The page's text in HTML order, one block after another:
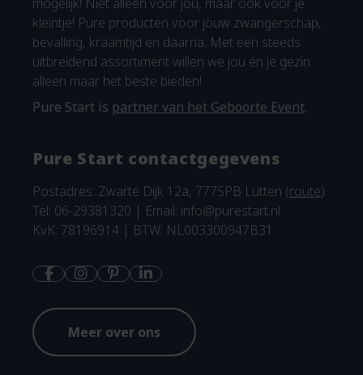
kleintje! Pure producten voor jouw zwangerschap,
bevalling, kraamtijd en daarna. Met een steeds
uitbreidend assortiment willen we jou én je gezin
alleen maar het beste bieden!
Pure Start is partner van het Geboorte Event.
Pure Start contactgegevens
Postadres: Zwarte Dijk 12a, 7775PB Lutten (route)
Tel: 06-29381320 | Email: info@purestart.nl
KvK: 78196914 | BTW: NL003300947B31
Meer over ons